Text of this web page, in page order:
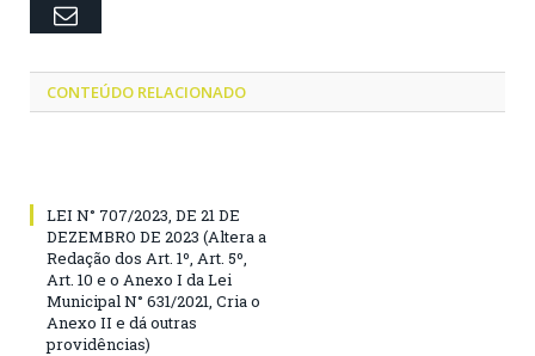
Email
CONTEÚDO RELACIONADO
LEI N° 707/2023, DE 21 DE
DEZEMBRO DE 2023 (Altera a
Redação dos Art. 1º, Art. 5º,
Art. 10 e o Anexo I da Lei
Municipal N° 631/2021, Cria o
Anexo II e dá outras
providências)